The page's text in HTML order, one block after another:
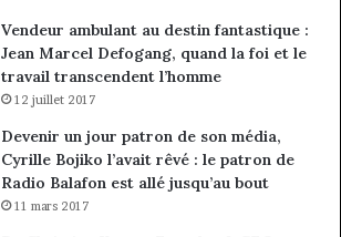
Vendeur ambulant au destin fantastique :
Jean Marcel Defogang, quand la foi et le
travail transcendent l’homme
12 juillet 2017
Devenir un jour patron de son média,
Cyrille Bojiko l’avait rêvé : le patron de
Radio Balafon est allé jusqu’au bout
11 mars 2017